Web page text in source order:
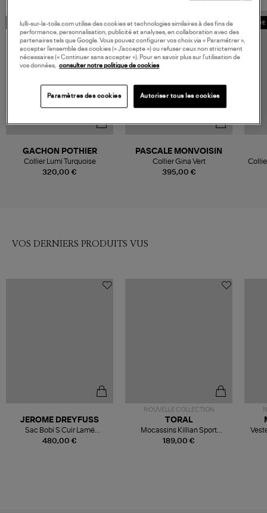
MADE IN FRANCE
320,00 €
GACHON POTHIER
Collier Lumi Turquoise
395,00 €
PASCALE MONVOISIN
Collier Gina Vert
VOS DERNIERS PRODUITS VUS
480,00 €
JEROME DREYFUSS
Sac Bobi S Cuir Lamé
Champagne
NOUVELLE COLLECTION
189,00 €
TORAL
Mocassins Killian Sport
Mousse
lulli-sur-la-toile.com utilise des cookies et technologies similaires à des fins de
performance, personnalisation, publicité et analyses, en collaboration avec des
partenaires tels que Google. Vous pouvez configurer vos choix via « Paramétrer »,
accepter l’ensemble des cookies (« J’accepte ») ou refuser ceux non strictement
nécessaires (« Continuer sans accepter »). Pour en savoir plus sur l’utilisation de
vos données, consulter notre politique de cookies
Paramètres des cookies Autoriser tous les cookies